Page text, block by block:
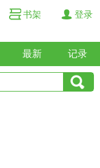
书架 登录
最新 记录